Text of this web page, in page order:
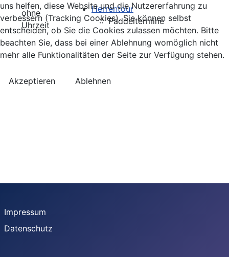
ohne
Uhrzeit
Herrentour
:: Paddeltermine
Impressum
Datenschutz
uns helfen, diese Website und die Nutzererfahrung zu
verbessern (Tracking Cookies). Sie können selbst
entscheiden, ob Sie die Cookies zulassen möchten. Bitte
beachten Sie, dass bei einer Ablehnung womöglich nicht
mehr alle Funktionalitäten der Seite zur Verfügung stehen.
Akzeptieren Ablehnen